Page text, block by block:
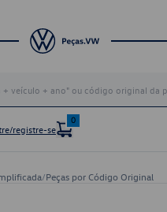
registre-se
0
/Peças por Código Original